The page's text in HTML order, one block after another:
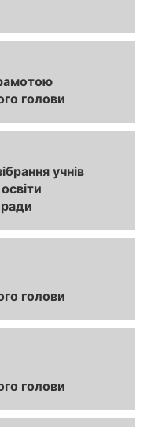
голови
учнів
ради
голови
голови